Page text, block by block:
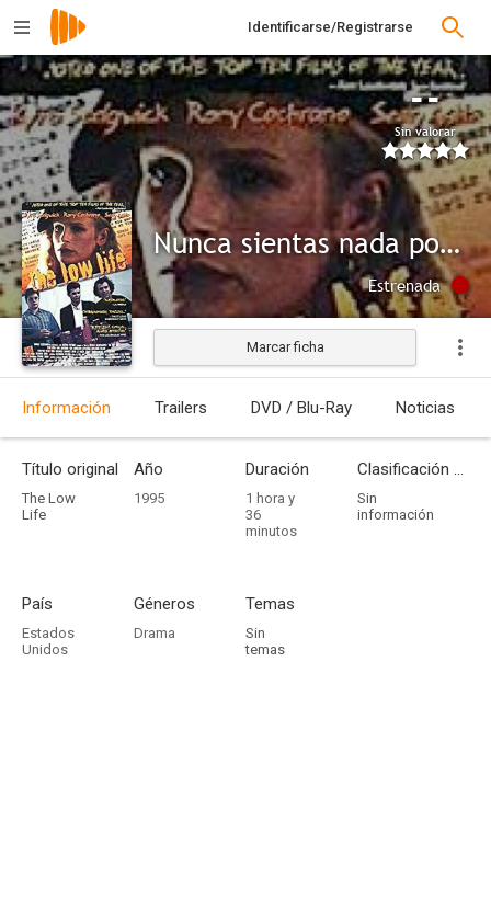
Identificarse/Registrarse
--
Sin valorar
Nunca sientas nada por nadie
Estrenada
Marcar ficha
Información Trailers DVD / Blu-Ray Noticias
Título original
The Low
Life
Año
1995
Duración
1 hora y
36
minutos
Clasificación por edades
Sin
información
País
Estados
Unidos
Géneros
Drama
Temas
Sin
temas